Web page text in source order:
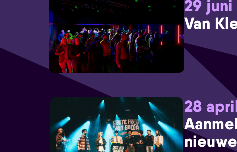
29
Van
28